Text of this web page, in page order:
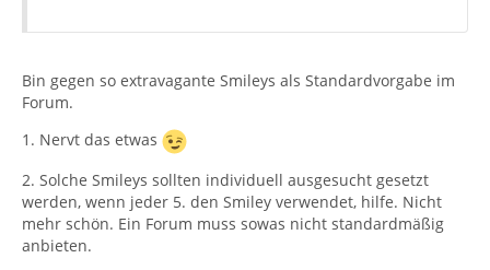
Bin gegen so extravagante Smileys als Standardvorgabe im
Forum.
1. Nervt das etwas
2. Solche Smileys sollten individuell ausgesucht gesetzt
werden, wenn jeder 5. den Smiley verwendet, hilfe. Nicht
mehr schön. Ein Forum muss sowas nicht standardmäßig
anbieten.